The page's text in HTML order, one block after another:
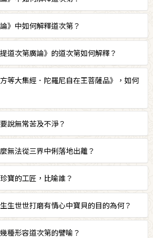
事中「正等加行」、「頂加行」、「次
「刹那加行」等四加行；「次第」指正
在因，頂加行為自在果；次第加行為堅
加行為堅固果。
一百七十三種行相的正等加行；「次
正等加行依次修一百七十三種行相。
要修習的六處：①自利處；②利他處；
力處；⑤成熟有情處；⑥成熟自佛法
在現證空性的根本定中修自利處、真實
法處；出定後修習利他處、威力處、成
薩行所依——菩提心、六度；「次第」
薩行。
》中如何解釋道次第？
心及六度；「次第」指對菩提心及六
守護、清淨、增長四件事。
道次第廣論》的道次第如何解釋？
說「共下、共中、上士道三種道，以共
道的前行，是這樣的次第。因為開啟
等大集經．陀羅尼自在王菩薩品》，如何
師以六個步驟打磨寶珠。
說無常苦及不淨？
三界生死的心。
無法從三界中俐落地出離？
生死，沒有證得心上的無自性。
寶的工匠，比喻誰？
認識到所有有情的心上都必然有可以
對可能性。
生世世打磨有情心中寶貝的目的為何？
重痛苦的包圍，達到解脫乃至成就一
種形容道次第的譬喻？